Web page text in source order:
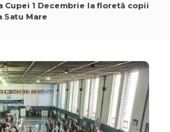
1 Decembrie la floretă copii
Satu Mare